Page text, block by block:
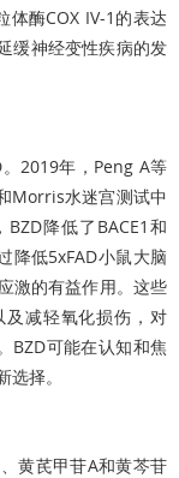
酶COX IV-1的表达
缓神经变性疾病的发
2019年，Peng A等
Morris水迷宫测试中
降低了BACE1和
降低5xFAD小鼠大脑
激的有益作用。这些
及减轻氧化损伤，对
BZD可能在认知和焦
择。
黄芪甲苷A和黄芩苷